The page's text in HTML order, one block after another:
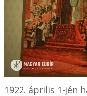
1922. április 1-jén